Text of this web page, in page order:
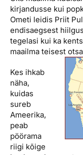
kirjandusse kui
Ometi leidis Priit
endisaegsest
tegelasi kui ka
maailma teisest
Kes ihkab
näha,
kuidas
sureb
Ameerika,
peab
pöörama
riigi kõige